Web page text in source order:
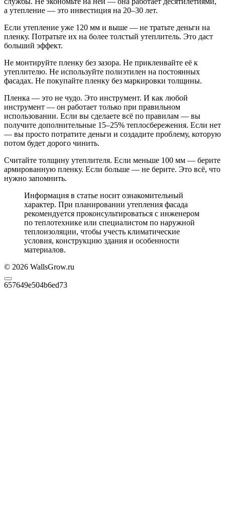
а утепление — это инвестиция на 20–30 лет.
Если утепление уже 120 мм и выше — не тратьте деньги на
пленку. Потратьте их на более толстый утеплитель. Это даст
больший эффект.
Не монтируйте пленку без зазора. Не приклеивайте её к
утеплителю. Не используйте полиэтилен на постоянных
фасадах. Не покупайте пленку без маркировки толщины.
Пленка — это не чудо. Это инструмент. И как любой
инструмент — он работает только при правильном
использовании. Если вы сделаете всё по правилам — вы
получите дополнительные 15–25% теплосбережения. Если нет
— вы просто потратите деньги и создадите проблему, которую
потом будет дорого чинить.
Считайте толщину утеплителя. Если меньше 100 мм — берите
армированную пленку. Если больше — не берите. Это всё, что
нужно запомнить.
Информация в статье носит ознакомительный
характер. При планировании утепления фасада
рекомендуется проконсультироваться с инженером
по теплотехнике или специалистом по наружной
теплоизоляции, чтобы учесть климатические
условия, конструкцию здания и особенности
материалов.
© 2026 WallsGrow.ru
657649e504b6ed73